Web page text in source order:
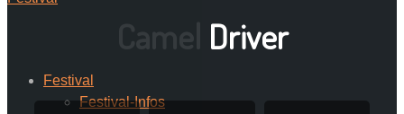
Festival
Festival-Infos
Camel Driver